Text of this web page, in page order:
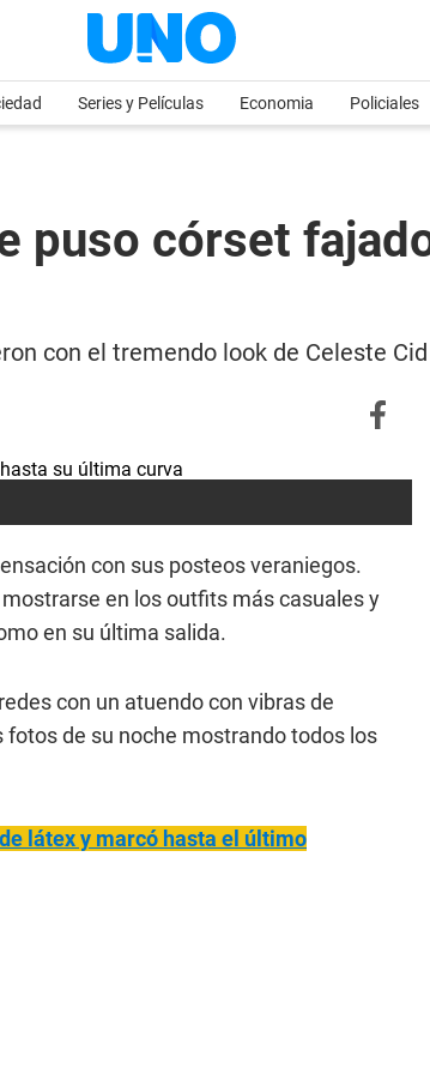
Series y Películas Economia Policiales
puso córset
con el tremendo look de Celeste
con sus posteos veraniegos.
en los outfits más casuales y
en su última salida.
con un atuendo con vibras de
de su noche mostrando todos los
látex y marcó hasta el último